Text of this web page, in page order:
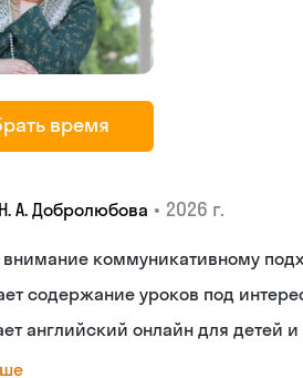
время
А. Добролюбова • 2026 г.
внимание коммуникативному
содержание уроков под
английский онлайн для детей и